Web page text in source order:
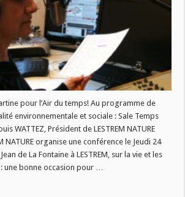
pour l’Air du temps! Au programme de
environnementale et sociale : Sale Temps
WATTEZ, Président de LESTREM NATURE
NATURE organise une conférence le Jeudi 24
de La Fontaine à LESTREM, sur la vie et les
une bonne occasion pour …